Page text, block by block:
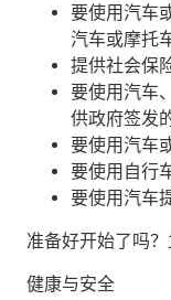
要使用汽车
汽车或摩托
提供社会保
要使用汽车
供政府签发
要使用汽车
要使用自行
要使用汽车
准备好开始了吗？
健康与安全